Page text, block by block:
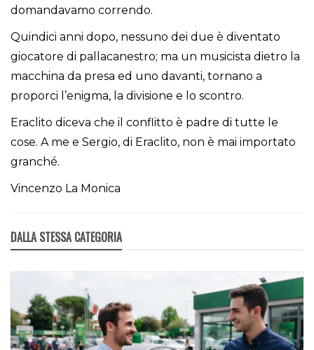
domandavamo correndo.
Quindici anni dopo, nessuno dei due è diventato
giocatore di pallacanestro; ma un musicista dietro la
macchina da presa ed uno davanti, tornano a
proporci l’enigma, la divisione e lo scontro.
Eraclito diceva che il conflitto è padre di tutte le
cose. A me e Sergio, di Eraclito, non è mai importato
granché.
Vincenzo La Monica
DALLA STESSA CATEGORIA